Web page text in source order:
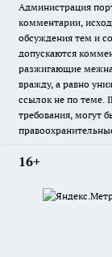
Администрация
комментарии,
обсуждения тем и
допускаются
разжигающие
вражду, а равно
ссылок не по теме.
требования, могут
16+